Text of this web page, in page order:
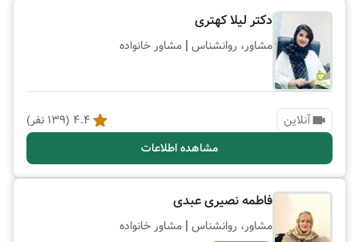
دکتر لیلا کهتری
مشاور، روانشناس | مشاور خانواده
آنلاین 4.4
(
139 نفر)
مشاهده اطلاعات
فاطمه نصیری عبدی
مشاور، روانشناس | مشاور خانواده